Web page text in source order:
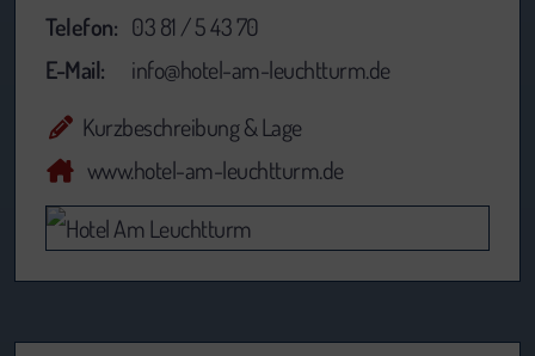
Telefon: 03 81 / 5 43 70
E-Mail:
info@hotel-am-leuchtturm.de
Kurzbeschreibung & Lage
www.hotel-am-leuchtturm.de